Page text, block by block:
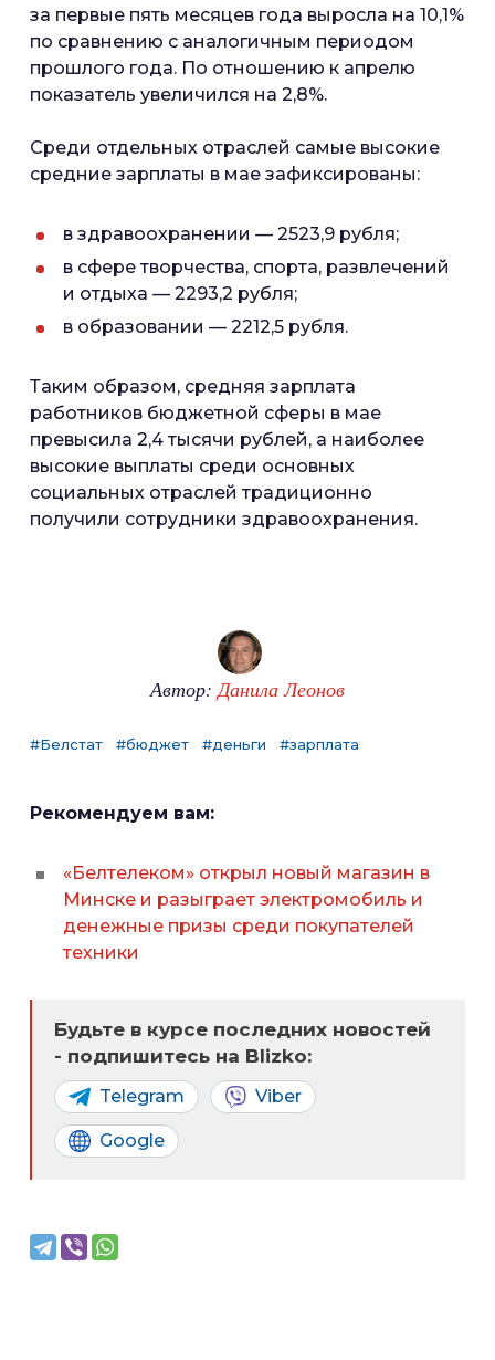
за первые пять месяцев года выросла на 10,1%
по сравнению с аналогичным периодом
прошлого года. По отношению к апрелю
показатель увеличился на 2,8%.
Среди отдельных отраслей самые высокие
средние зарплаты в мае зафиксированы:
в здравоохранении — 2523,9 рубля;
в сфере творчества, спорта, развлечений
и отдыха — 2293,2 рубля;
в образовании — 2212,5 рубля.
Таким образом, средняя зарплата
работников бюджетной сферы в мае
превысила 2,4 тысячи рублей, а наиболее
высокие выплаты среди основных
социальных отраслей традиционно
получили сотрудники здравоохранения.
Автор:Данила Леонов
#Белстат #бюджет #деньги #зарплата
Рекомендуем вам:
«Белтелеком» открыл новый магазин в
Минске и разыграет электромобиль и
денежные призы среди покупателей
техники
Будьте в курсе последних новостей
- подпишитесь на Blizko:
Telegram Viber
Google